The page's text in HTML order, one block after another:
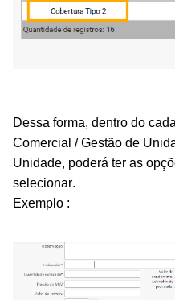
Dessa forma, dentro do
Comercial / Gestão de
Unidade, poderá ter as
selecionar.
Exemplo :